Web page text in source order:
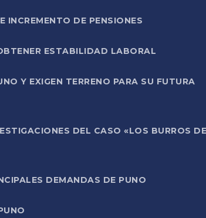
INCREMENTO DE PENSIONES
ESTABILIDAD LABORAL
Y EXIGEN TERRENO PARA SU FUTURA
DEL CASO «LOS BURROS
DEMANDAS DE PUNO